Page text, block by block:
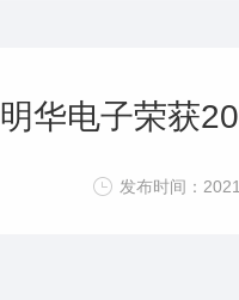
华电子荣获
发布时间：